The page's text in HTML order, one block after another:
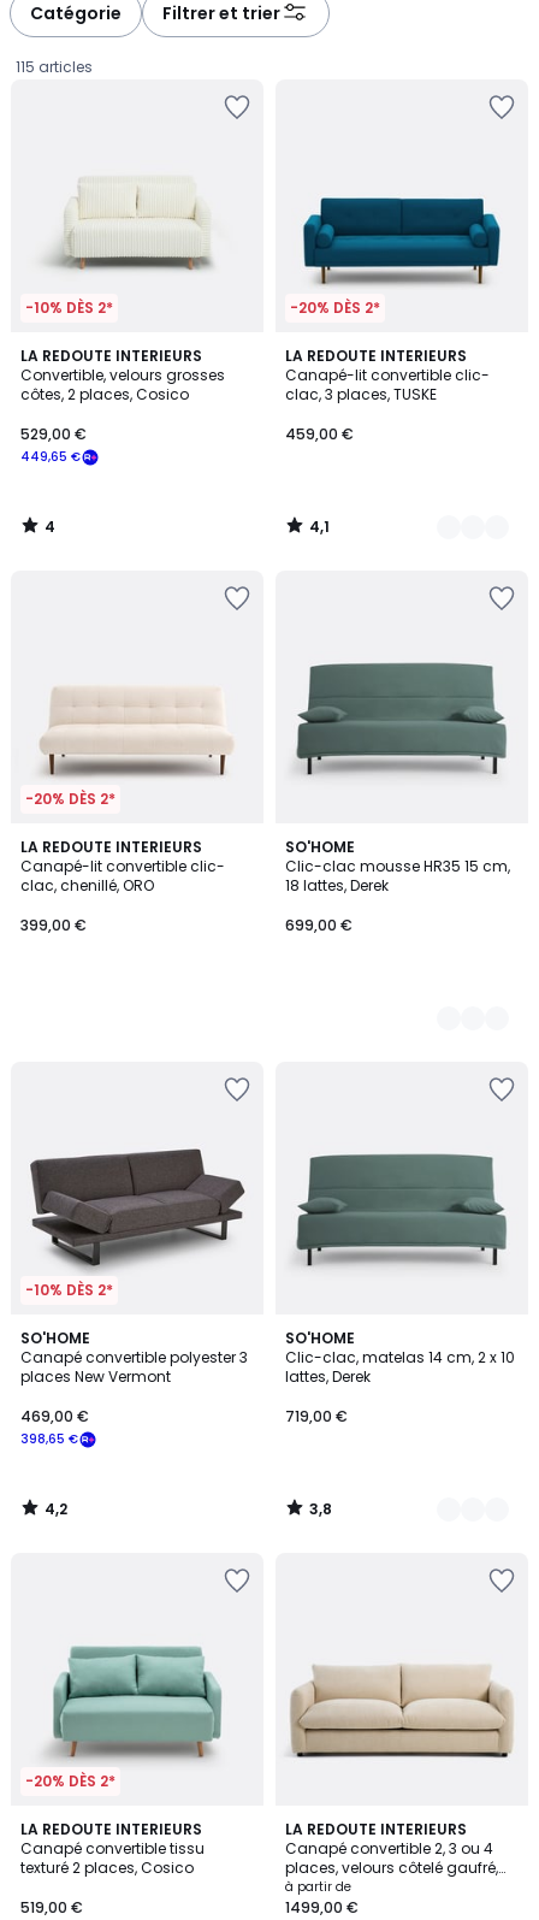
Catégorie Filtrer et trier
115 articles
-10% DÈS 2*
LA REDOUTE INTERIEURS
Convertible, velours grosses
côtes, 2 places, Cosico
€
souscrivez
notre
programme
449,65
449,65 €
529,00 €
4
/
5
4
/
-20% DÈS 2*
LA REDOUTE INTERIEURS
Canapé-lit convertible clic-
clac, 3 places, TUSKE
459,00 €
4,1
/ 5
3
Couleurs
4,1
/
-20% DÈS 2*
LA REDOUTE INTERIEURS
Canapé-lit convertible clic-
clac, chenillé, ORO
399,00 €
SO'HOME
Clic-clac mousse HR35 15 cm,
18 lattes, Derek
699,00 €
7
Couleurs
-10% DÈS 2*
SO'HOME
Canapé convertible polyester 3
places New Vermont
398,65 €
469,00 €
4,2
/ 5
4,2
/
SO'HOME
Clic-clac, matelas 14 cm, 2 x 10
lattes, Derek
719,00 €
3,8
/ 5
7
Couleurs
3,8
/
-20% DÈS 2*
LA REDOUTE INTERIEURS
Canapé convertible tissu
texturé 2 places, Cosico
519,00 €
4
/
5
2
Couleurs
LA REDOUTE INTERIEURS
Canapé convertible 2, 3 ou 4
places, velours côtelé gaufré,
YDE
à partir de
1499,00 €
5
/
5
8
Couleurs